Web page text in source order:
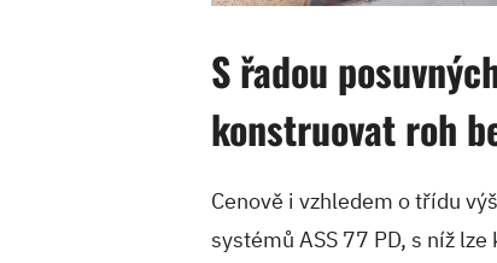
S řadou
konstruovat roh
Cenově i vzhledem o třídu
systémů ASS 77 PD, s níž